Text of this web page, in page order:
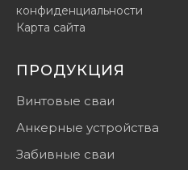
конфиденциальности
Карта сайта
ПРОДУКЦИЯ
Винтовые сваи
Анкерные устройства
Забивные сваи